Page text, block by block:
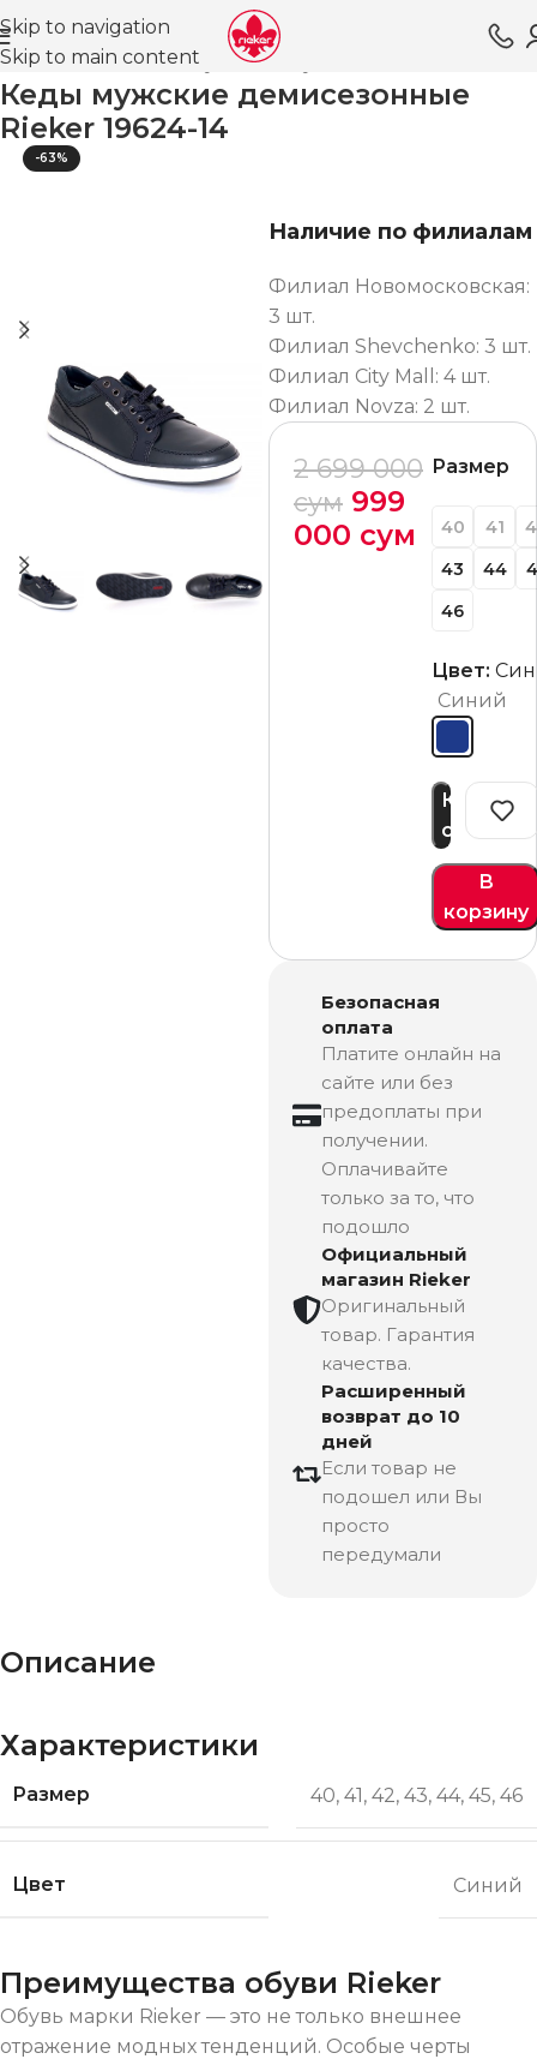
Skip to navigation
Skip to main content
Главная Магазин Обувь для мужчин
Кеды мужские демисезонные
Rieker 19624-14
-63%
Наличие по филиалам
Филиал Новомосковская:
3 шт.
Филиал Shevchenko: 3 шт.
Филиал City Mall: 4 шт.
Филиал Novza: 2 шт.
2 699 000
сум 999
000 сум
Размер
40 41
43
44
46
Цвет:
Синий
В
корзину
Купить
сейчас
Безопасная
оплата
Платите онлайн на
сайте или без
предоплаты при
получении.
Оплачивайте
только за то, что
подошло
Официальный
магазин Rieker
Оригинальный
товар. Гарантия
качества.
Расширенный
возврат до 10
дней
Если товар не
подошел или Вы
просто
передумали
Описание
Характеристики
Размер 40, 41, 42, 43, 44, 45, 46
Цвет Синий
Преимущества обуви Rieker
Обувь марки Rieker — это не только внешнее
отражение модных тенденций. Особые черты